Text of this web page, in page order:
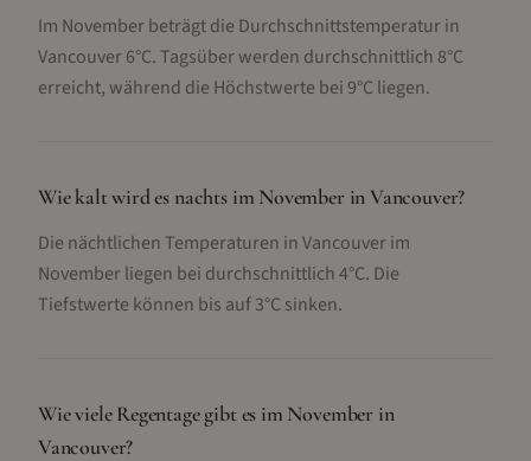
Im November beträgt die Durchschnittstemperatur in
Vancouver 6°C. Tagsüber werden durchschnittlich 8°C
erreicht, während die Höchstwerte bei 9°C liegen.
Wie kalt wird es nachts im November in Vancouver?
Die nächtlichen Temperaturen in Vancouver im
November liegen bei durchschnittlich 4°C. Die
Tiefstwerte können bis auf 3°C sinken.
Wie viele Regentage gibt es im November in
Vancouver?